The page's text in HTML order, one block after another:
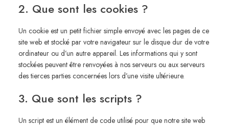
2. Que sont les cookies ?
Un cookie est un petit fichier simple envoyé avec les pages de ce
site web et stocké par votre navigateur sur le disque dur de votre
ordinateur ou d’un autre appareil. Les informations qui y sont
stockées peuvent être renvoyées à nos serveurs ou aux serveurs
des tierces parties concernées lors d’une visite ultérieure.
3. Que sont les scripts ?
Un script est un élément de code utilisé pour que notre site web